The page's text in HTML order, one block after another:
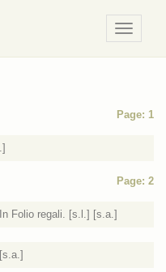
/
Meniu
Page: 1
Page: 2
Folio regali. [s.l.] [s.a.]